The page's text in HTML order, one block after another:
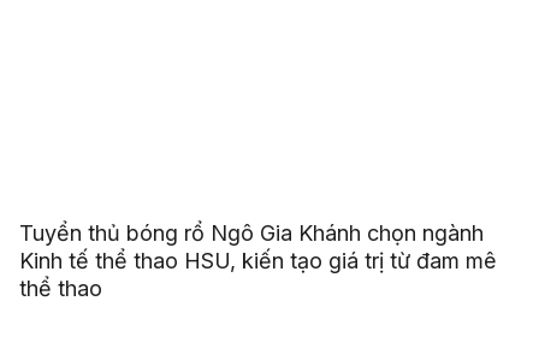
Tuyển thủ bóng rổ Ngô Gia Khánh chọn ngành
Kinh tế thể thao HSU, kiến tạo giá trị từ đam mê
thể thao